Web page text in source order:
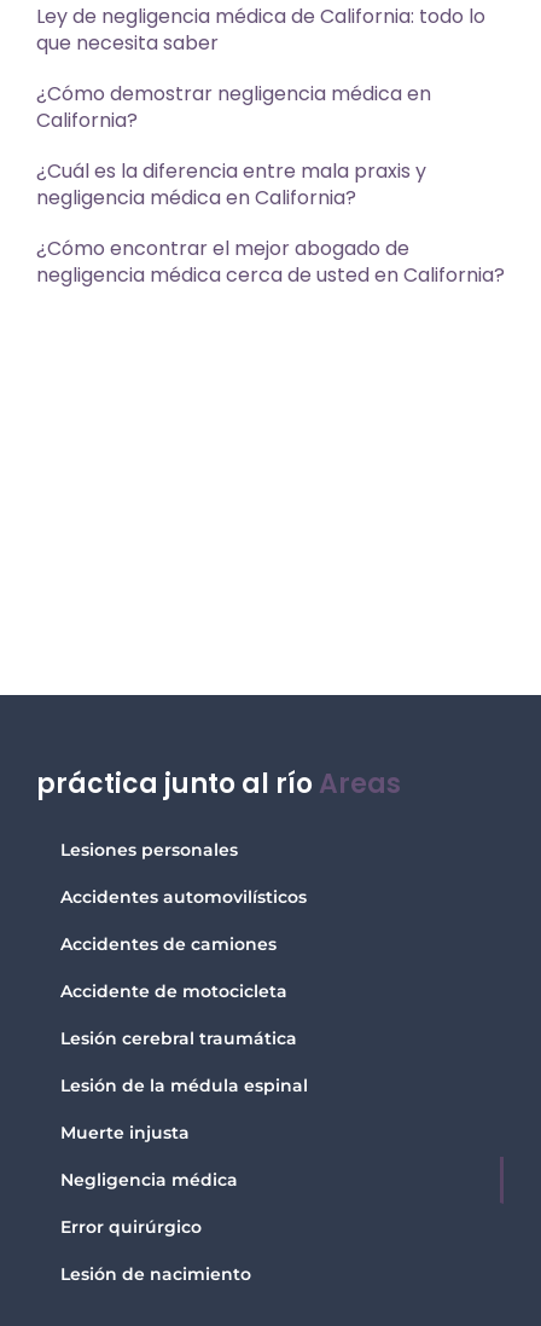
Ley de negligencia médica de California: todo lo
que necesita saber
¿Cómo demostrar negligencia médica en
California?
¿Cuál es la diferencia entre mala praxis y
negligencia médica en California?
¿Cómo encontrar el mejor abogado de
negligencia médica cerca de usted en California?
práctica junto al río Areas
Lesiones personales
Accidentes automovilísticos
Accidentes de camiones
Accidente de motocicleta
Lesión cerebral traumática
Lesión de la médula espinal
Muerte injusta
Negligencia médica
Error quirúrgico
Lesión de nacimiento